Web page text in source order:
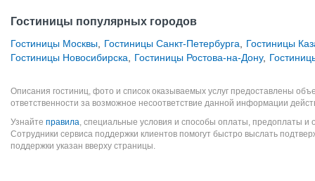
Гостиницы популярных городов
Гостиницы Москвы Гостиницы Санкт-Петербурга
Гостиницы
Гостиницы Новосибирска
Гостиницы Ростова-на-Дону,
Описания гостиниц, фото и список оказываемых услуг предоставлены
ответственности за возможное несоответствие данной информации
Узнайте правила, специальные условия и способы оплаты, предоплаты и
Сотрудники сервиса поддержки клиентов помогут быстро выслать
поддержки указан вверху страницы.